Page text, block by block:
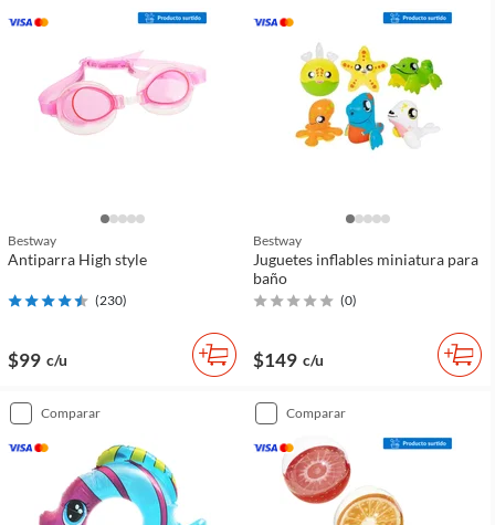
Bestway
Antiparra High style
(230)
$99 c/u
Bestway
Juguetes inflables miniatura para
baño
(0)
$149 c/u
comparar comparar